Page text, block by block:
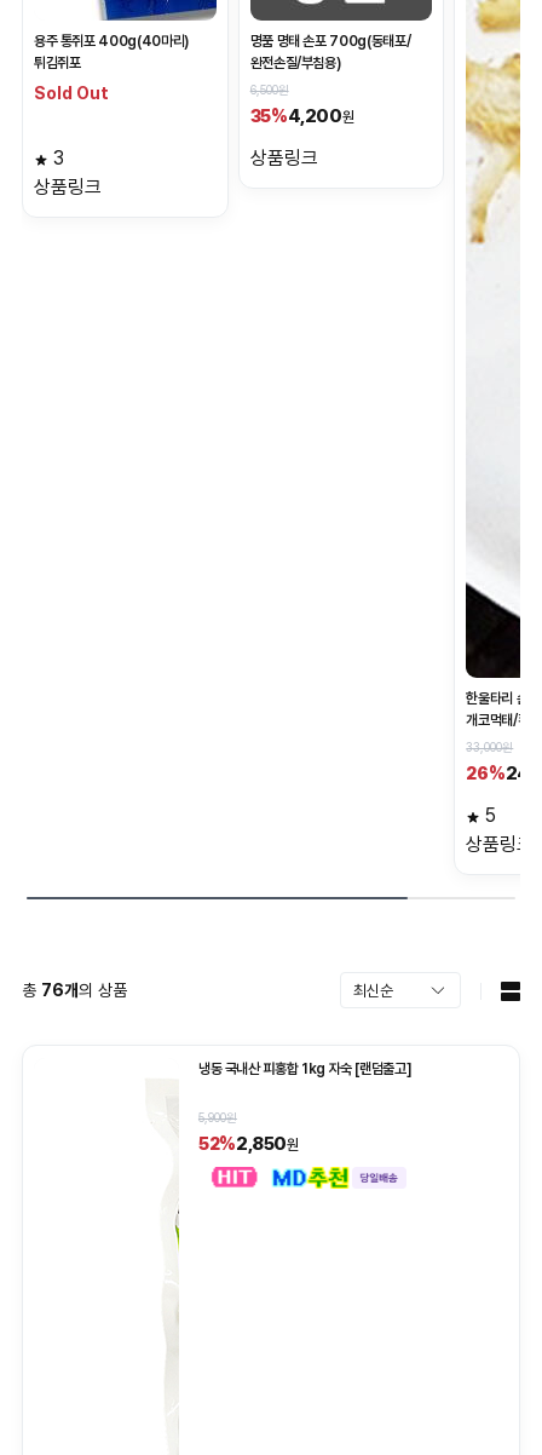
용주 통쥐포 400g(40마리)
튀김쥐포
Sold Out
3
상품링크
명품 명태 손포 700g(동태포/
완전손질/부침용)
6,500원
35%4,200원
상품링크
한울타리 손
개코먹태/황
마른안주/채
33,000원
26%
5
상품링크
총 76개의 상품
냉동 국내산 피홍합 1kg 자숙 [랜덤출고]
5,900원
52%2,850원